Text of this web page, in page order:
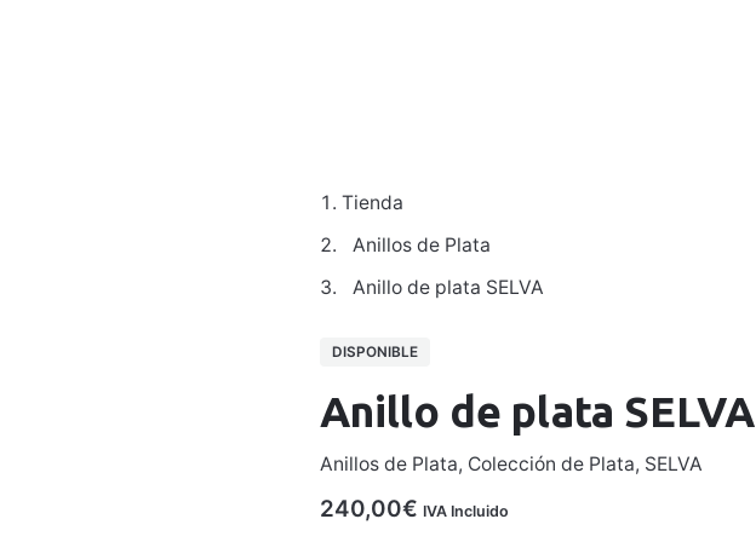
Tienda
Anillos de Plata
Anillo de plata SELVA
DISPONIBLE
Anillo de plata SELVA
Anillos de Plata, Colección de Plata, SELVA
240,00€ IVA Incluido